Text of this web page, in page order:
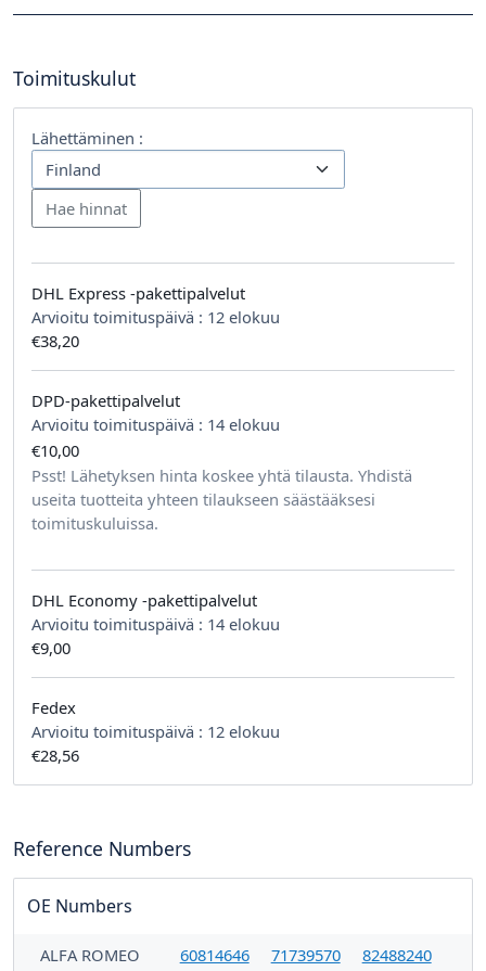
Toimituskulut
Lähettäminen :
DHL Express -pakettipalvelut
Arvioitu toimituspäivä : 12 elokuu
€38,20
DPD-pakettipalvelut
Arvioitu toimituspäivä : 14 elokuu
€10,00
Psst! Lähetyksen hinta koskee yhtä tilausta. Yhdistä
useita tuotteita yhteen tilaukseen säästääksesi
toimituskuluissa.
DHL Economy -pakettipalvelut
Arvioitu toimituspäivä : 14 elokuu
€9,00
Fedex
Arvioitu toimituspäivä : 12 elokuu
€28,56
Reference Numbers
OE Numbers
ALFA ROMEO 60814646 71739570 82488240